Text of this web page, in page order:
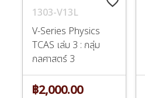
1303-V13L
V-Series Physics
TCAS เล่ม 3 : กลุ่ม
กลศาสตร์ 3
฿2,000.00